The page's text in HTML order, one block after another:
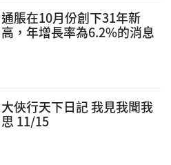
通脹在10月份創下31年新
高，年增長率為6.2%的消息
濟擴張和美國家庭的生活水
平構成了威脅。
大俠行天下日記 我見我聞我
思 11/15